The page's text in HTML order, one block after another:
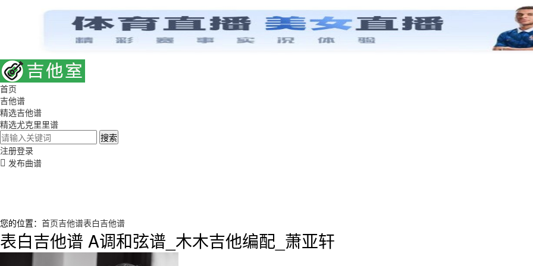
首页
吉他谱
精选吉他谱
精选尤克里里谱
搜索
注册登录
发布曲谱
您的位置： 首页吉他谱表白吉他谱
表白吉他谱 A调和弦谱_木木吉他编配_萧亚轩